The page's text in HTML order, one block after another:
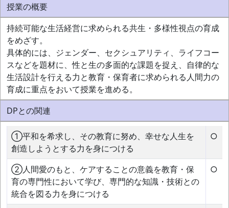
授業の概要
持続可能な生活経営に求められる共生・多様性視点の育成
をめざす。
具体的には、ジェンダー、セクシュアリティ、ライフコー
スなどを題材に、性と生の多面的な課題を捉え、自律的な
生活設計を行える力と教育・保育者に求められる人間力の
育成に重点をおいて授業を進める。
DPとの関連
①平和を希求し、その教育に努め、幸せな人生を
創造しようとする力を身につける
○
②人間愛のもと、ケアすることの意義を教育・保
育の専門性において学び、専門的な知識・技術との
統合を図る力を身につける
○